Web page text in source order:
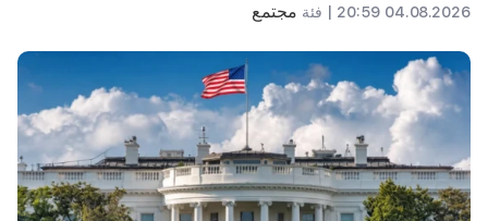
04.08.2026 20:59 | فئة مجتمع